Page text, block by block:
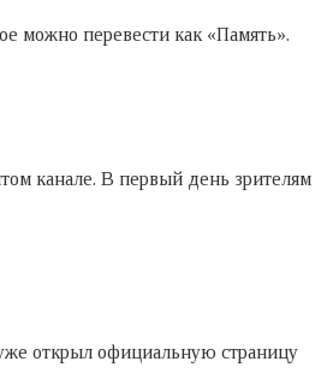
можно перевести как «Память».
канале. В первый день зрителям
открыл официальную страницу